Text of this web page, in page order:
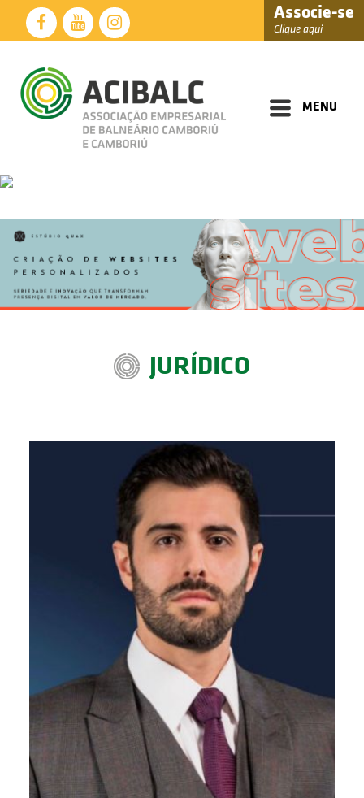
Associe-se
Clique aqui
MENU
Diretoria
Documentos
Soluções
Núcleos
Associados
JURÍDICO